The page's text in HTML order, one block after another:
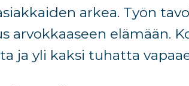
arkea. Työn
arvokkaaseen elämään.
ja yli kaksi tuhatta